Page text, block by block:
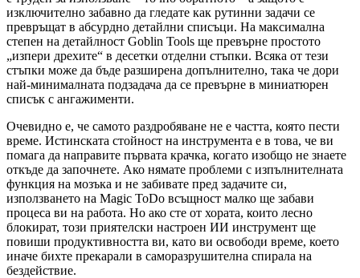
изключително забавно да гледате как рутинни задачи се
превръщат в абсурдно детайлни списъци. На максимална
степен на детайлност Goblin Tools ще превърне простото
„изпери дрехите“ в десетки отделни стъпки. Всяка от тези
стъпки може да бъде разширена допълнително, така че дори
най-минималната подзадача да се превърне в миниатюрен
списък с ангажименти.
Очевидно е, че самото раздробяване не е частта, която пести
време. Истинската стойност на инструмента е в това, че ви
помага да направите първата крачка, когато изобщо не знаете
откъде да започнете. Ако нямате проблеми с изпълнителната
функция на мозъка и не забивате пред задачите си,
използването на Magic ToDo всъщност малко ще забави
процеса ви на работа. Но ако сте от хората, които лесно
блокират, този приятелски настроен ИИ инструмент ще
повиши продуктивността ви, като ви освободи време, което
иначе бихте прекарали в саморазрушителна спирала на
бездействие.